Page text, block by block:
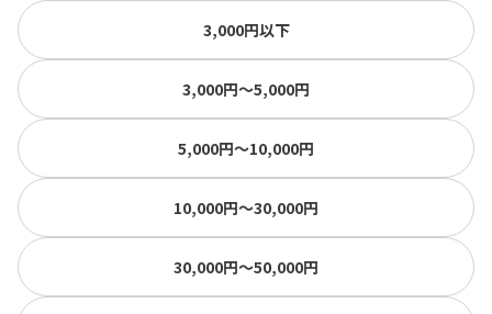
3,000円以下
3,000円〜5,000円
5,000円〜10,000円
10,000円〜30,000円
30,000円〜50,000円